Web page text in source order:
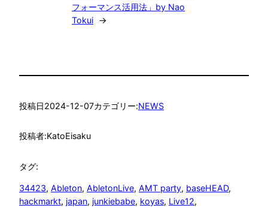
フォーマンス活用法」by Nao
Tokui →
投稿日2024-12-07カテゴリー:NEWS
投稿者:KatoEisaku
タグ:
34423, Ableton, AbletonLive, AMT party, baseHEAD
hackmarkt, japan, junkiebabe, koyas, Live12